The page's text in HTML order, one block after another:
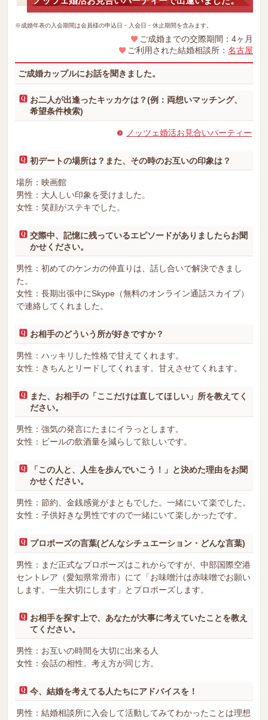
※成婚年表の入会期間は会員様の申込日・入会日・休止期間を含みます。
ご成婚までの交際期間：4ヶ月
ご利用された結婚相談所： 名古屋
ご成婚カップルにお話を聞きました。
お二人が出逢ったキッカケは？(例：両想いマッチング、
希望条件検索)
ノッツェ婚活お見合いパーティー
初デートの場所は？また、その時のお互いの印象は？
場所：映画館
男性：大人しい印象を受けました。
女性：笑顔がステキでした。
交際中、記憶に残っているエピソードがありましたらお聞
かせください。
男性：初めてのケンカの仲直りは、話し合いで解決できまし
た。
女性：長期出張中にSkype（無料のオンライン通話スカイプ）
で連絡してくれました。
お相手のどういう所が好きですか？
男性：ハッキリした性格で甘えてくれます。
女性：きちんとリードしてくれます。甘えさせてくれます。
また、お相手の「ここだけは直してほしい」所を教えてく
ださい。
男性：強気の発言にたまにイラっとします。
女性：ビールの飲酒量を減らして欲しいです。
「この人と、人生を歩んでいこう！」と決めた理由をお聞
かせください。
男性：節約、金銭感覚がまともでした。一緒にいて楽でした。
女性：子供好きな男性ですので一緒にいて楽しかったです。
プロポーズの言葉(どんなシチュエーション・どんな言葉)
男性：まだ正式なプロポーズはこれからですが、中部国際空港
セントレア（愛知県常滑市）にて「お味噌汁は赤味噌でお願い
します。一生大切にします」とプロポーズします。
お相手を探す上で、あなたが大事に考えていたことを教え
てください。
男性：お互いの時間を大切に出来る人
女性：会話の相性。考え方が同じ方。
今、結婚を考えてる人たちにアドバイスを！
男性：結婚相談所に入会して活動してみてわかったことは理想